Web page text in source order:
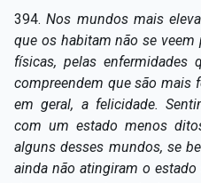
394.Nos mundos mais
que os habitam não se
físicas, pelas enfermidades
compreendem que são mais
em geral, a felicidade.
com um estado menos
alguns desses mundos, se
ainda não atingiram o